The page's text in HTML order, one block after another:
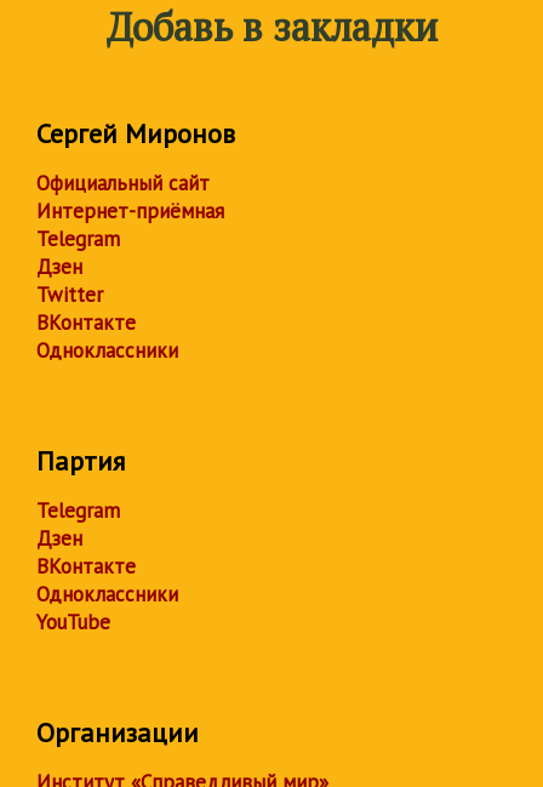
Добавь в закладки
Сергей Миронов
Официальный сайт
Интернет-приёмная
Telegram
Дзен
Twitter
ВКонтакте
Одноклассники
Партия
Telegram
Дзен
ВКонтакте
Одноклассники
YouTube
Организации